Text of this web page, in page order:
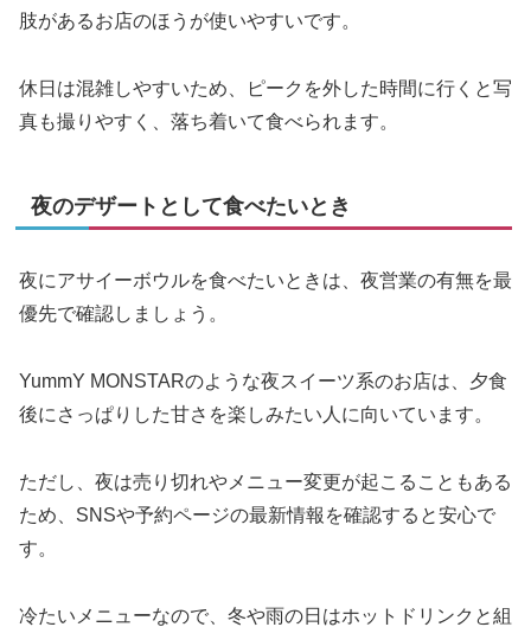
肢があるお店のほうが使いやすいです。
休日は混雑しやすいため、ピークを外した時間に行くと写
真も撮りやすく、落ち着いて食べられます。
夜のデザートとして食べたいとき
夜にアサイーボウルを食べたいときは、夜営業の有無を最
優先で確認しましょう。
YummY MONSTARのような夜スイーツ系のお店は、夕食
後にさっぱりした甘さを楽しみたい人に向いています。
ただし、夜は売り切れやメニュー変更が起こることもある
ため、SNSや予約ページの最新情報を確認すると安心で
す。
冷たいメニューなので、冬や雨の日はホットドリンクと組